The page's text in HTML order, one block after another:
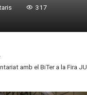
317
amb el BiTer a la Fira